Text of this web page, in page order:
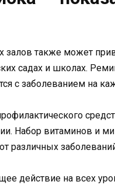
залов также может
садах и школах.
с заболеванием на
Набор витаминов и
различных
действие на всех